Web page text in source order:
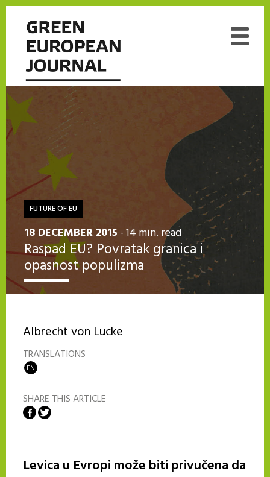
FUTURE OF EU
18 DECEMBER 2015 - 14 min. read
Raspad EU? Povratak granica i
opasnost populizma
Albrecht von Lucke
TRANSLATIONS
EN
SHARE THIS ARTICLE
Share on Facebook
Share on Twitter
Levica u Evropi može biti privučena da